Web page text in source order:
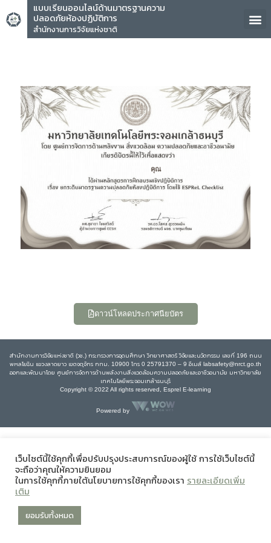
แบบเรียนออนไลน์ด้านมาตรฐานความ
ปลอดภัยห้องปฏิบัติการ
สำนักงานการวิจัยแห่งชาติ
คุณ
ดาวน์โหลดประกาศนียบัตร
สำนักงานการวิจัยแห่งชาติ (วช.) กระทรวงการอุดมศึกษา วิทยาศาสตร์ วิจัยและนวัตกรรม เลขที่ 196 ถนน
พหลโยธิน แขวงลาดยาว เขตจตุจักร กทม. 10900 โทร 0 25791370 – 9 อีเมล์ labsafety@nrct.go.th
ออกและพัฒนาโดย ศูนย์การจัดการด้านพลังงานสิ่งแวดล้อมความปลอดภัยและอาชีวอนามัย มหาวิทยาลัย
เทคโนโลยีพระจอมเกล้าธนบุรี
Copyright © 2022 All rights reserved, Esprel E-learning
Powered by
เว็บไซต์นี้ใช้คุกกี้เพื่อปรับปรุงประสบการณ์ของผู้ใช้ การใช้เว็บไซต์นี้
จะถือว่าคุณให้ความยินยอม
ในการใช้คุกกี้ภายใต้นโยบายการใช้คุกกี้ของเรา รายละเอียดเพิ่ม
เติม
ยอมรับทั้งหมด